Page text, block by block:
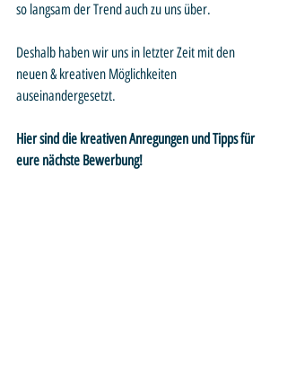
so langsam der Trend auch zu uns über.
Deshalb haben wir uns in letzter Zeit mit den
neuen & kreativen Möglichkeiten
auseinandergesetzt.
Hier sind die kreativen Anregungen und Tipps für
eure nächste Bewerbung!